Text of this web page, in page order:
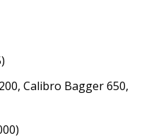
Calibro Bagger 650,